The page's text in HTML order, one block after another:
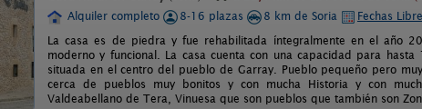
Alquiler completo
8-16 plazas 8 km de Soria
Fechas
La casa es de piedra y fue rehabilitada íntegralmente en el año
moderno y funcional. La casa cuenta con una capacidad para
situada en el centro del pueblo de Garray. Pueblo pequeño pero
cerca de pueblos muy bonitos y con mucha Historia y con
Valdeabellano de Tera, Vinuesa que son pueblos que también son